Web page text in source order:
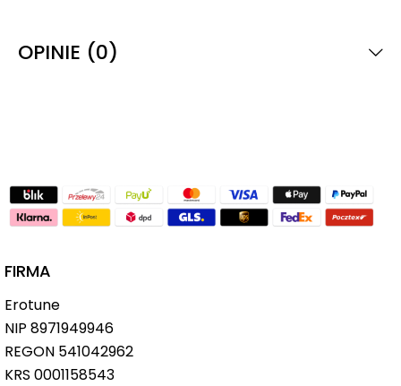
OPINIE (0)
FIRMA
Erotune
NIP 8971949946
REGON 541042962
KRS 0001158543